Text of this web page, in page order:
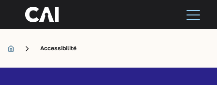
Accessibilité